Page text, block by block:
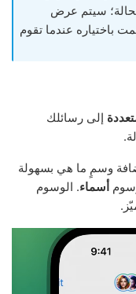
سيتم عرض
باختياره عندما تقوم
إلى رسائلك
وسمٍ ما هي بسهولة
أسماء. الوسوم